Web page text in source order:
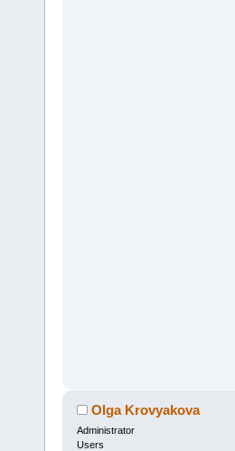
Olga Krovyakova
Administrator
Users